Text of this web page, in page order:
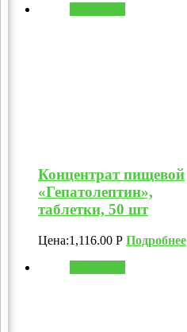
Концентрат пищевой
«Гепатолептин»,
таблетки, 50 шт
Цена:1,116.00 Р Подробнее